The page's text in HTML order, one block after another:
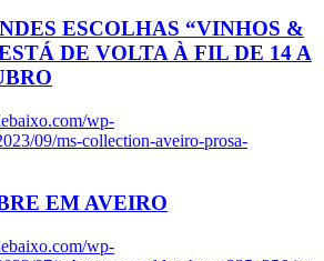
ESCOLHAS “VINHOS &
DE VOLTA À FIL DE 14 A
wp-
09/ms-collection-aveiro-prosa-
EM AVEIRO
wp-